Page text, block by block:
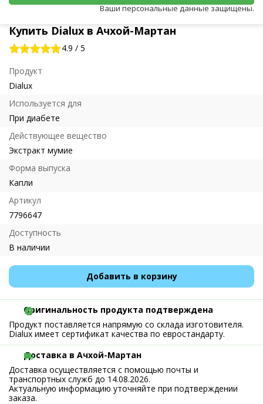
Купить Dialux в Ачхой-Мартан
4.9 / 5
Продукт
Dialux
Используется для
При диабете
Действующее вещество
Экстракт мумие
Форма выпуска
Капли
Артикул
7796647
Доступность
В наличии
Добавить в корзину
Ваши персональные данные защищены.
Оригинальность продукта подтверждена
Продукт поставляется напрямую со склада изготовителя.
Dialux имеет сертификат качества по евростандарту.
Доставка в Ачхой-Мартан
Доставка осуществляется с помощью почты и
транспортных служб до 14.08.2026.
Актуальную информацию уточняйте при подтверждении
заказа.